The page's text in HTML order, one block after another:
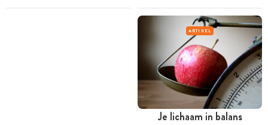
ARTIKEL
Je lichaam in balans